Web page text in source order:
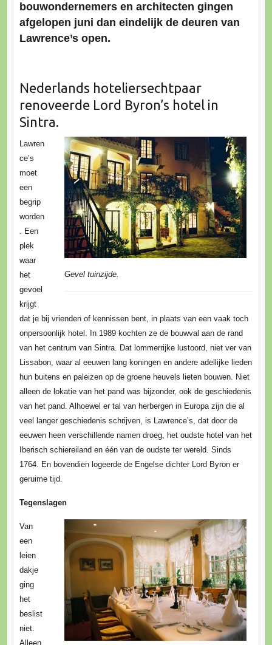
bouwondernemers en architecten gingen
afgelopen juni dan eindelijk de deuren van
Lawrence’s open.
Nederlands hoteliersechtpaar
renoveerde Lord Byron’s hotel in
Sintra.
Gevel tuinzijde.
Lawren
ce’s
moet
een
begrip
worden
. Een
plek
waar
het
gevoel
krijgt
dat je bij vrienden of kennissen bent, in plaats van een vaak toch
onpersoonlijk hotel. In 1989 kochten ze de bouwval aan de rand
van het centrum van Sintra. Dat lommerrijke lustoord, niet ver van
Lissabon, waar al eeuwen lang koningen en andere adellijke lieden
hun buitens en paleizen op de groene heuvels lieten bouwen. Niet
alleen de lokatie van het pand was bijzonder, ook de geschiedenis
van het pand. Alhoewel er tal van herbergen in Europa zijn die al
veel langer geschiedenis schrijven, is Lawrence’s, dat door de
eeuwen heen verschillende namen droeg, het oudste hotel van het
Iberisch schiereiland en één van de oudste ter wereld. Sinds
1764. En bovendien logeerde de Engelse dichter Lord Byron er
geruime tijd.
Tegenslagen
Van
een
leien
dakje
ging
het
beslist
niet.
Alleen